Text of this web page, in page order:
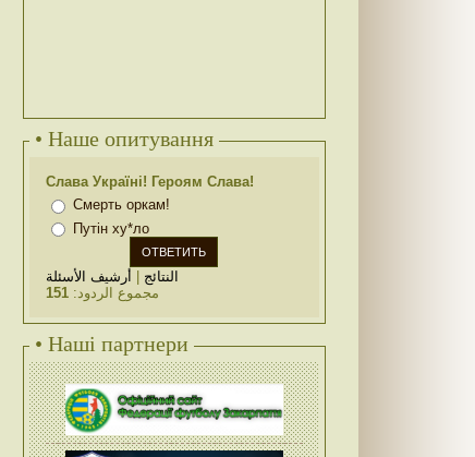
• Наше опитування
Слава Україні! Героям Слава!
Смерть оркам!
Путін ху*ло
النتائج
أرشيف الأسئلة
مجموع الردود:151
• Наші партнери